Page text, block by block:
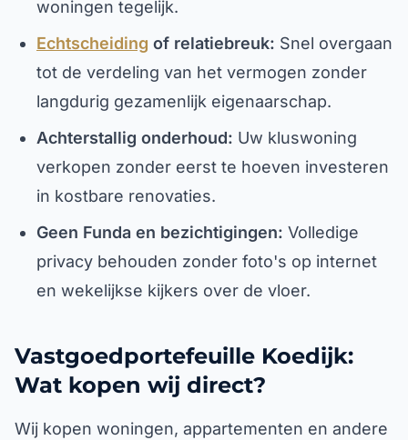
woningen tegelijk.
Echtscheiding of relatiebreuk: Snel overgaan
tot de verdeling van het vermogen zonder
langdurig gezamenlijk eigenaarschap.
Achterstallig onderhoud: Uw kluswoning
verkopen zonder eerst te hoeven investeren
in kostbare renovaties.
Geen Funda en bezichtigingen: Volledige
privacy behouden zonder foto's op internet
en wekelijkse kijkers over de vloer.
Vastgoedportefeuille Koedijk:
Wat kopen wij direct?
Wij kopen woningen, appartementen en andere